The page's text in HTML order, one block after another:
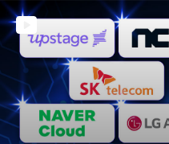
을 만드는 것이 목표인데요. 소버
란도 있습니다. 양쪽 의견을 들어
대표입니다.